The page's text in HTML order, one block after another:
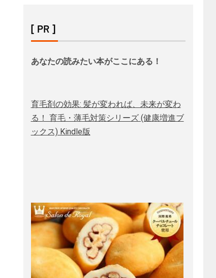
[ PR ]
あなたの読みたい本がここにある！
育毛剤の効果: 髪が変われば、未来が変わ
る！ 育毛・薄毛対策シリーズ (健康増進ブ
ックス) Kindle版